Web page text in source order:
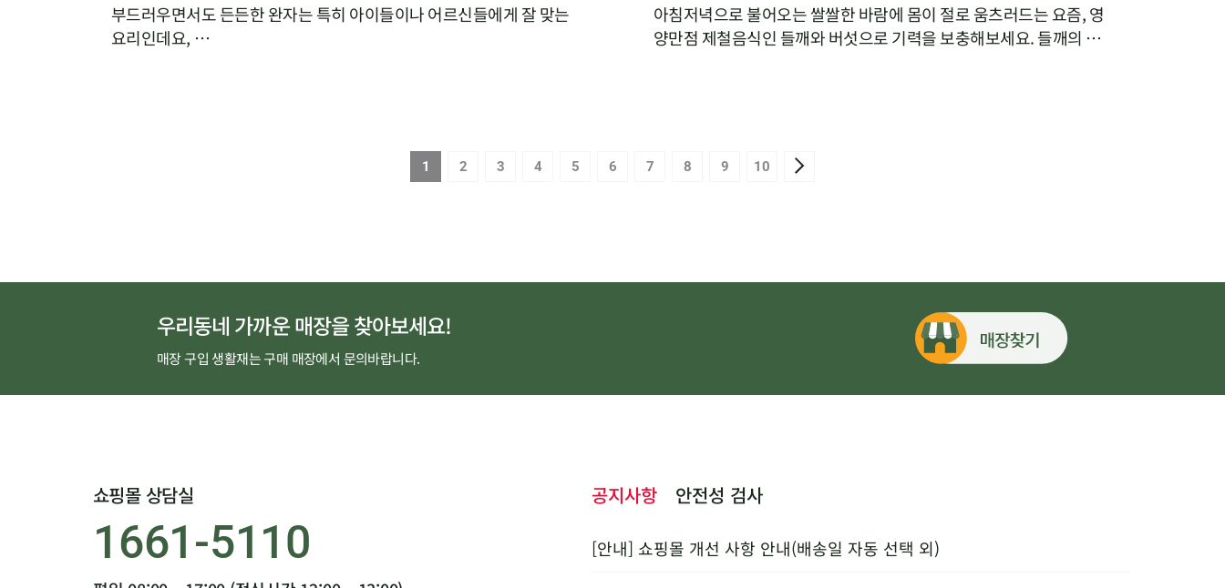
부드러우면서도 든든한 완자는 특히 아이들이나 어르신들에게 잘 맞는
요리인데요,
특유의 탱글탱글하고 쫀득한 식감과 감칠맛이 살아 있는 새우완탕면이
아침저녁으로 불어오는 쌀쌀한 바람에 몸이 절로 움츠러드는 요즘, 영
양만점 제철음식인 들깨와 버섯으로 기력을 보충해보세요. 들깨의 구
1 2 3 4 5 6 7 8 9 10
우리동네 가까운 매장을 찾아보세요!
매장 구입 생활재는 구매 매장에서 문의바랍니다.
쇼핑몰 상담실
1661-5110
공지사항 안전성 검사
[안내] 쇼핑몰 개선 사항 안내(배송일 자동 선택 외)